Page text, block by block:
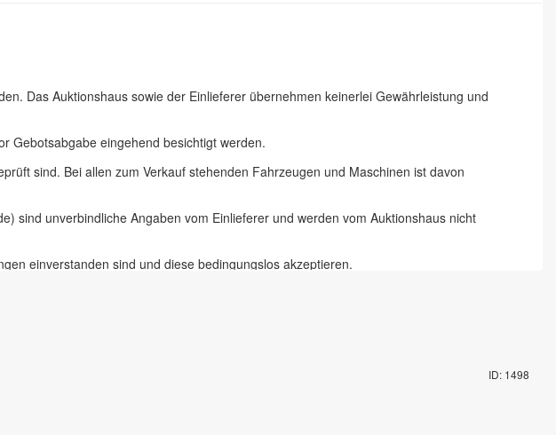
Das Auktionshaus sowie der Einlieferer übernehmen keinerlei Gewährleistung und
Gebotsabgabe eingehend besichtigt werden.
sind. Bei allen zum Verkauf stehenden Fahrzeugen und Maschinen ist davon
sind unverbindliche Angaben vom Einlieferer und werden vom Auktionshaus nicht
einverstanden sind und diese bedingungslos akzeptieren.
Online-Vorgebebote abzugeben und die Artikel auf dem Auktionsgelände nach
ID: 1498